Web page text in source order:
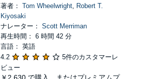
著者： Tom Wheelwright, Robert T.
Kiyosaki
ナレーター： Scott Merriman
再生時間： 6 時間 42 分
言語： 英語
4.2
5件のカスタマーレ
ビュー